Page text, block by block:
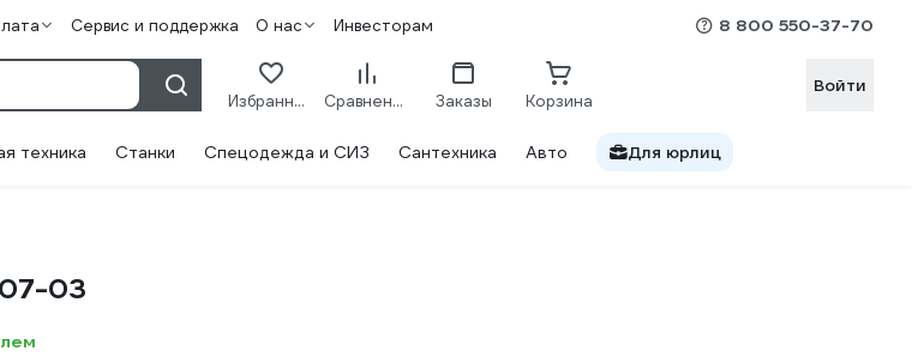
Сервис и поддержка О нас Инвесторам 8 800 550-37-70
Избранное Сравнение Заказы Корзина
Войти
техника Станки Спецодежда и СИЗ Сантехника Авто Для юрлиц
03